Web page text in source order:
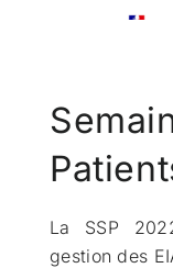
La SSP
gestion des